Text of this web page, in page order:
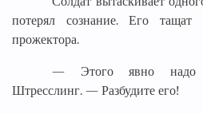
потерял сознание. Его
прожектора.
— Этого явно надо
Штресслинг. — Разбудите его!